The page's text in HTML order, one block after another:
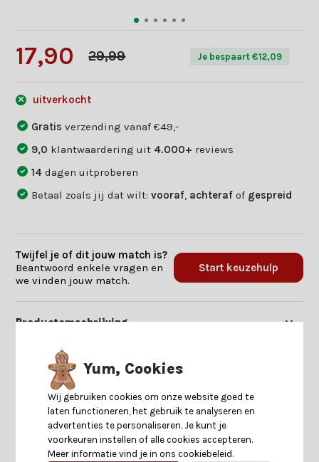
17,90 29,99 Je bespaart €12,09
uitverkocht
Gratisverzending vanaf €49,-
9,0 klantwaardering uit 4.000+ reviews
14dagen uitproberen
Betaal zoals jij dat wilt:vooraf achteraf of gespreid
Twijfel je of dit jouw match is?
Beantwoord enkele vragen en
we vinden jouw match.
Start keuzehulp
Productomschrijving
Specificaties
Reviews
Yum, Cookies
Wij gebruiken cookies om onze website goed te
laten functioneren, het gebruik te analyseren en
advertenties te personaliseren. Je kunt je
voorkeuren instellen of alle cookies accepteren.
Meer informatie vind je in ons cookiebeleid.